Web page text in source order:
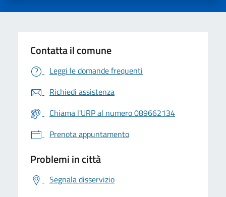
Contatta il comune
Leggi le domande frequenti
Richiedi assistenza
Chiama l'URP al numero 089662134
Prenota appuntamento
Problemi in città
Segnala disservizio